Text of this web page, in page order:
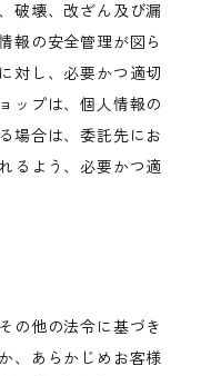
破壊、改ざん及び漏
報の安全管理が図ら
対し、必要かつ適切
ップは、個人情報の
場合は、委託先にお
るよう、必要かつ適
の他の法令に基づき
、あらかじめお客様